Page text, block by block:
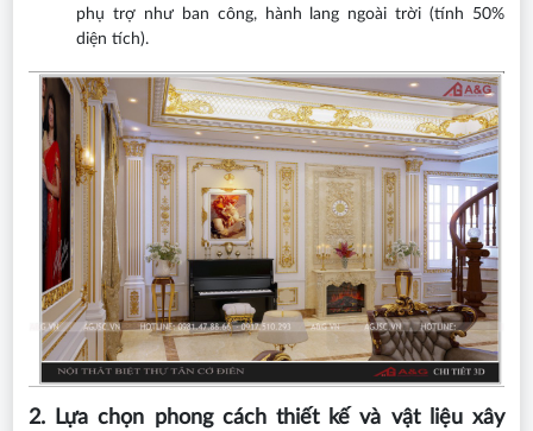
phụ trợ như ban công, hành lang ngoài trời (tính 50%
diện tích).
2. Lựa chọn phong cách thiết kế và vật liệu xây